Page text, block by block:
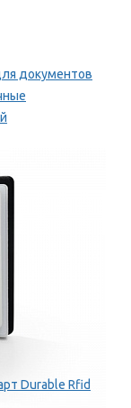
документов
Durable Rfid